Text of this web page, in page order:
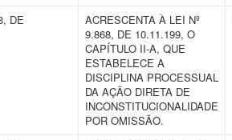
DE
ACRESCENTA À LEI Nº
9.868, DE 10.11.199, O
CAPÍTULO II-A, QUE
ESTABELECE A
DISCIPLINA PROCESSUAL
DA AÇÃO DIRETA DE
INCONSTITUCIONALIDADE
POR OMISSÃO.